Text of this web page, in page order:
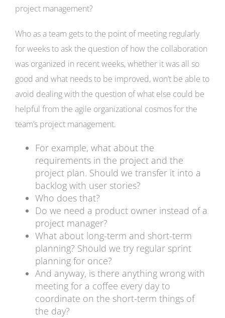
project management?
Who as a team gets to the point of meeting regularly
for weeks to ask the question of how the collaboration
was organized in recent weeks, whether it was all so
good and what needs to be improved, won’t be able to
avoid dealing with the question of what else could be
helpful from the agile organizational cosmos for the
team’s project management.
For example, what about the
requirements in the project and the
project plan. Should we transfer it into a
backlog with user stories?
Who does that?
Do we need a product owner instead of a
project manager?
What about long-term and short-term
planning? Should we try regular sprint
planning for once?
And anyway, is there anything wrong with
meeting for a coffee every day to
coordinate on the short-term things of
the day?